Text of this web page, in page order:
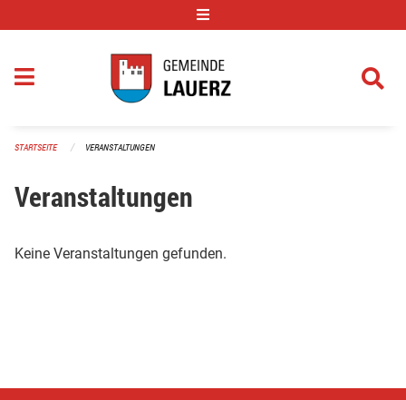
STARTSEITE VERANSTALTUNGEN
Veranstaltungen
Keine Veranstaltungen gefunden.